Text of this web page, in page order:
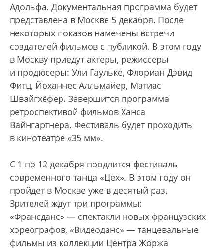
Адольфа. Документальная программа будет
представлена в Москве 5 декабря. После
некоторых показов намечены встречи
создателей фильмов с публикой. В этом году
в Москву приедут актеры, режиссеры
и продюсеры: Ули Гаульке, Флориан Дэвид
Фитц, Йоханнес Алльмайер, Матиас
Швайгхёфер. Завершится программа
ретроспективой фильмов Ханса
Вайнгартнера. Фестиваль будет проходить
в кинотеатре «35 мм».
С 1 по 12 декабря продлится фестиваль
современного танца «Цех». В этом году он
пройдет в Москве уже в десятый раз.
Зрителей ждут три программы:
«Франсданс» — спектакли новых французских
хореографов, «Видеоданс» — танцевальные
фильмы из коллекции Центра Жоржа